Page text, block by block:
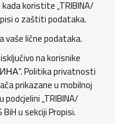
koristite „TRIBINA/
o zaštiti podataka.
vaše lične podataka.
na korisnike
Politika privatnosti
prikazane u mobilnoj
„TRIBINA/
u sekciji Propisi.